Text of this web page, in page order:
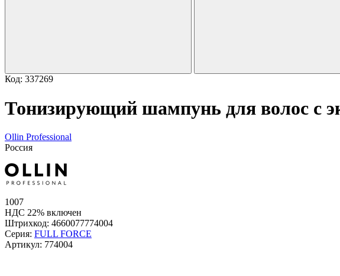
Код: 337269
Тонизирующий шампунь для волос с
Ollin Professional
Россия
1007
НДС 22% включен
Штрихкод: 4660077774004
Серия: FULL FORCE
Артикул: 774004